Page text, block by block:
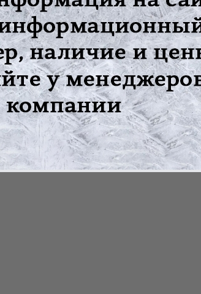
уретры; опухолевые заболевания
целенаправленное и стабильное
улучшают кровообращение в зоне
к применению в условиях
"Пра" входят: источник питания;